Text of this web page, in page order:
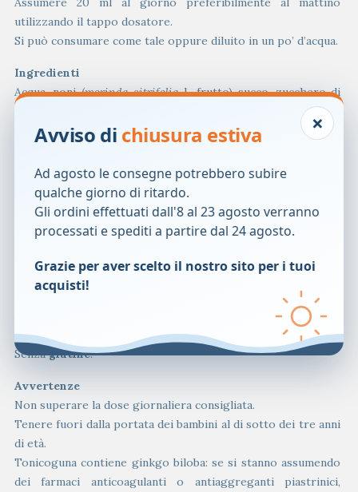
utilizzando il tappo dosatore.
Si può consumare come tale oppure diluito in un po’ d’acqua.
Ingredienti
Acqua, noni (morinda citrifolial., frutto) succo, zucchero di
maxim.)
radice estratto idroalcolico, rosmarino (
rosmarinus
ribes nigruml.) gemme macerato glicerinato, ginkgo biloba
ginkgo biloba l.) foglie estratto idroalcolico, ginseng (
ginseng c.a. meyer) radice estratto idroalcolico, iperico
hypericum perforatuml.) erba con fiori estratto idroalcolico,
succo limpido di arancio; addensante: idrossi-propil-
metilcellulosa; genziana (
idroalcolico, aroma; conservanti: sorbato di potassio,
benzoato di sodio; edulcorante: glicosidi steviolici.
Senzaglutine.
Avvertenze
Non superare la dose giornaliera consigliata.
Tenere fuori dalla portata dei bambini al di sotto dei tre anni
di età.
Tonicoguna contiene ginkgo biloba: se si stanno assumendo
dei farmaci anticoagulanti o antiaggreganti piastrinici,
×
Avviso di chiusura estiva
Ad agosto le consegne potrebbero subire
qualche giorno di ritardo.
Gli ordini effettuati dall'8 al 23 agosto verranno
processati e spediti a partire dal 24 agosto.
Grazie per aver scelto il nostro sito per i tuoi
acquisti!